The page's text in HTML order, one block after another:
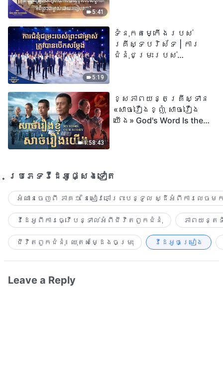
5:41
២០២៦
5:19
ទំនុកតម្កើង​របស់​
គ្រីស្ទបរិស័ទ | ការ
ជំនុំជម្រះរបស់
1:58:43
ខ្សែភាពយន្តគ្រីស្ទាន
«សាច់រឿងខ្ញុំ សាច់រឿង
យើង» God's Word Is the
ប្រភេទ​វីដេអូ​ផ្សេង​ទៀត​
អំណានចេញពី ភាគ១ នៃសៀវភៅព្រះបន្ទូល ស្ដីអំពីការលេច
វីដេអូពីការធ្វើបន្ទាល់អំពីជីវិតពួកជំនុំ ភាពយន្
ជីវិតពួកជំនុំ៖ ឈុតសម្ដែងចម្រុះ វីដេអូចម្រៀង​
Leave a Reply